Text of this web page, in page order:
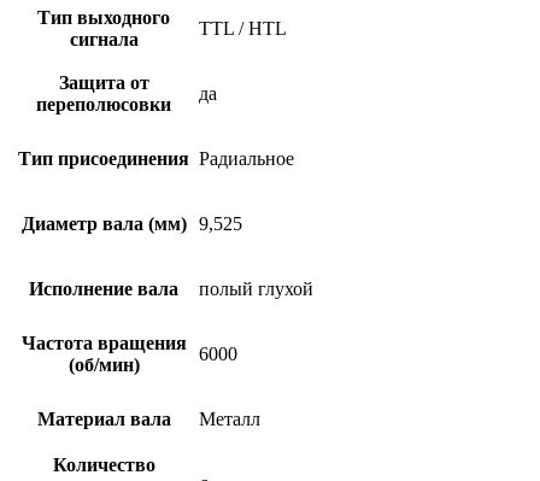
Тип выходного
сигнала
TTL / HTL
Защита от
переполюсовки
да
Тип присоединения Радиальное
Диаметр вала (мм) 9,525
Исполнение вала полый глухой
Частота вращения
(об/мин)
6000
Материал вала Металл
Количество